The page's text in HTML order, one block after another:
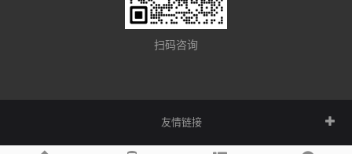
扫码咨询
友情链接